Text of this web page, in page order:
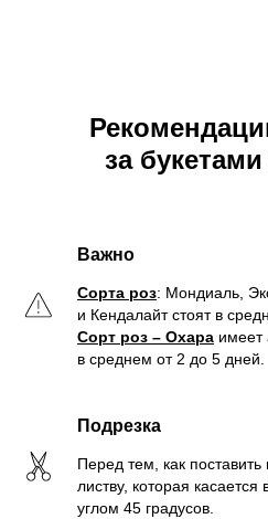
за
Важно
Сорта роз: Мондиаль,
и Кендалайт стоят в
Сорт роз – Охара имеет
в среднем от 2 до 5 дней.
Подрезка
Перед тем, как поставить
листву, которая
углом 45 градусов.